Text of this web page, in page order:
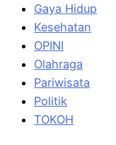
Gaya Hidup
Kesehatan
OPINI
Olahraga
Pariwisata
Politik
TOKOH